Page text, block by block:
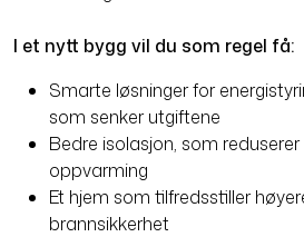
I et nytt bygg vil du som regel få:
Smarte løsninger for
som senker utgiftene
Bedre isolasjon, som
oppvarming
Et hjem som tilfredsstiller
brannsikkerhet